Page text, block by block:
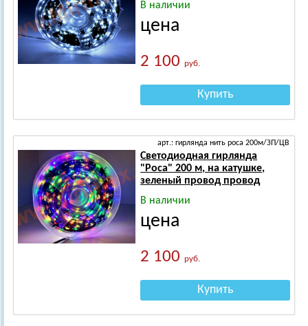
В наличии
цена
2 100руб.
Купить
арт.: гирлянда нить роса 200м/ЗП/ЦВ
Светодиодная гирлянда
"Роса" 200 м, на катушке,
зеленый провод провод
В наличии
цена
2 100руб.
Купить